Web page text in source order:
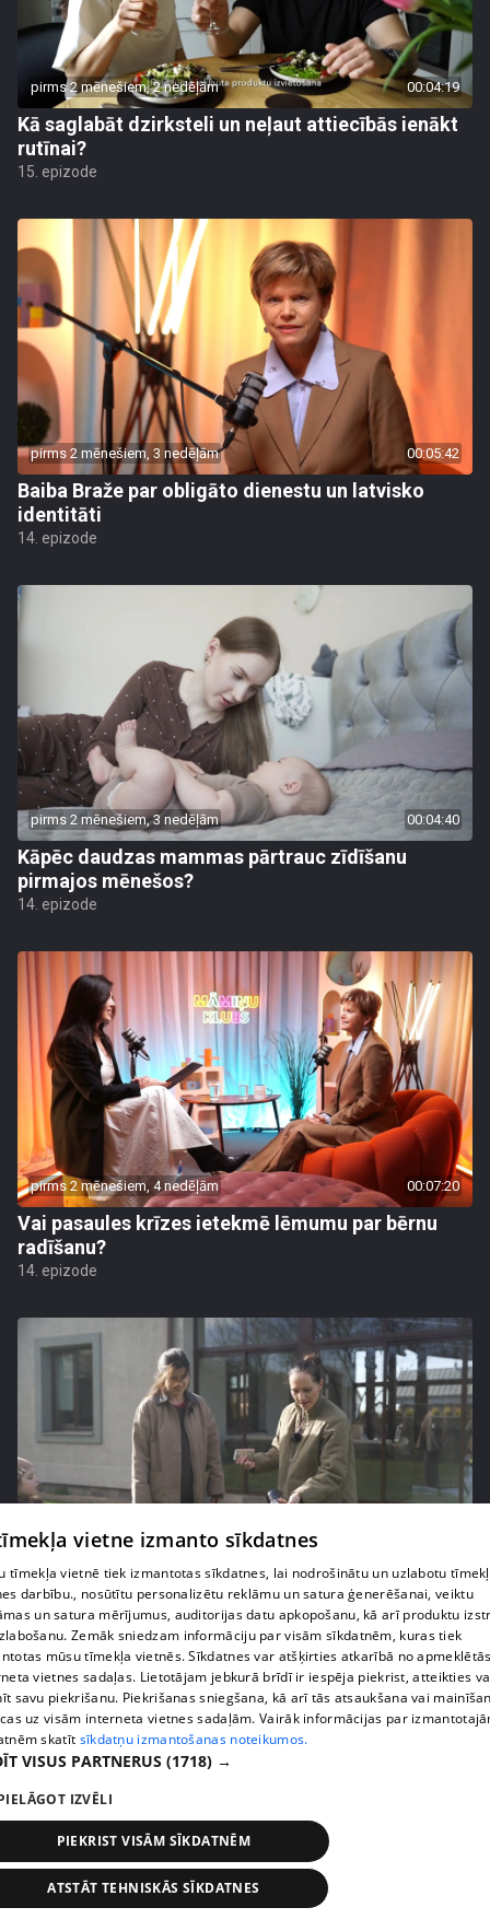
pirms 2 mēnešiem, 2 nedēļām 00:04:19
Kā saglabāt dzirksteli un neļaut attiecībās ienākt
rutīnai?
15. epizode
pirms 2 mēnešiem, 3 nedēļām 00:05:42
Baiba Braže par obligāto dienestu un latvisko
identitāti
14. epizode
pirms 2 mēnešiem, 3 nedēļām 00:04:40
Kāpēc daudzas mammas pārtrauc zīdīšanu
pirmajos mēnešos?
14. epizode
pirms 2 mēnešiem, 4 nedēļām 00:07:20
Vai pasaules krīzes ietekmē lēmumu par bērnu
radīšanu?
14. epizode
pirms 3 mēnešiem
Grila sezonā lieliski iespējams ievērot veselīga
uztura principus
13. epizode
vietne izmanto sīkdatnes
tīmekļa vietnē tiek izmantotas sīkdatnes, lai nodrošinātu un uzlabotu
darbību., nosūtītu personalizētu reklāmu un satura ģenerēšanai, veiktu
un satura mērījumus, auditorijas datu apkopošanu, kā arī produktu
Zemāk sniedzam informāciju par visām sīkdatnēm, kuras tiek
mūsu tīmekļa vietnēs. Sīkdatnes var atšķirties atkarībā no
vietnes sadaļas. Lietotājam jebkurā brīdī ir iespēja piekrist, atteikties
savu piekrišanu. Piekrišanas sniegšana, kā arī tās atsaukšana vai
uz visām interneta vietnes sadaļām. Vairāk informācijas par
skatīt sīkdatņu izmantošanas noteikumos.
VISUS PARTNERUS (1718) →
IZVĒLI
PIEKRIST VISĀM SĪKDATNĒM
ATSTĀT TEHNISKĀS SĪKDATNES